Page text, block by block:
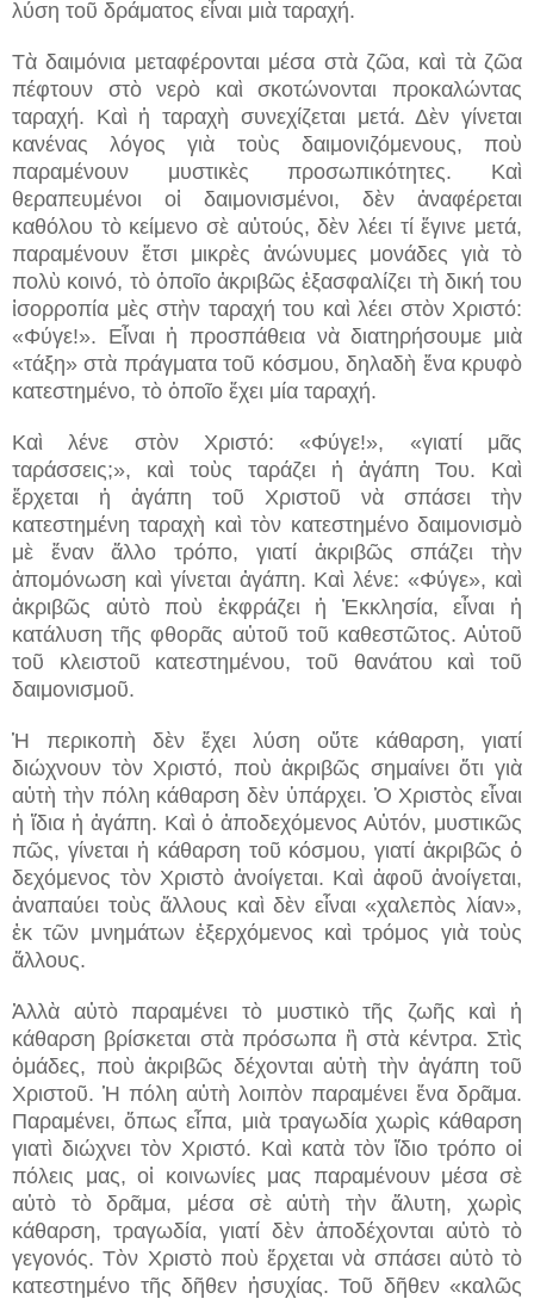
λύση τοῦ δράματος εἶναι μιὰ ταραχή.
Τὰ δαιμόνια μεταφέρονται μέσα στὰ ζῶα, καὶ τὰ ζῶα
πέφτουν στὸ νερὸ καὶ σκοτώνονται προκαλώντας
ταραχή. Καὶ ἡ ταραχὴ συνεχίζεται μετά. Δὲν γίνεται
κανένας λόγος γιὰ τοὺς δαιμονιζόμενους, ποὺ
παραμένουν μυστικὲς προσωπικότητες. Καὶ
θεραπευμένοι οἱ δαιμονισμένοι, δὲν ἀναφέρεται
καθόλου τὸ κείμενο σὲ αὐτούς, δὲν λέει τί ἔγινε μετά,
παραμένουν ἔτσι μικρὲς ἀνώνυμες μονάδες γιὰ τὸ
πολὺ κοινό, τὸ ὁποῖο ἀκριβῶς ἐξασφαλίζει τὴ δική του
ἰσορροπία μὲς στὴν ταραχή του καὶ λέει στὸν Χριστό:
«Φύγε!». Εἶναι ἡ προσπάθεια νὰ διατηρήσουμε μιὰ
«τάξη» στὰ πράγματα τοῦ κόσμου, δηλαδὴ ἕνα κρυφὸ
κατεστημένο, τὸ ὁποῖο ἔχει μία ταραχή.
Καὶ λένε στὸν Χριστό: «Φύγε!», «γιατί μᾶς
ταράσσεις;», καὶ τοὺς ταράζει ἡ ἀγάπη Του. Καὶ
ἔρχεται ἡ ἀγάπη τοῦ Χριστοῦ νὰ σπάσει τὴν
κατεστημένη ταραχὴ καὶ τὸν κατεστημένο δαιμονισμὸ
μὲ ἕναν ἄλλο τρόπο, γιατί ἀκριβῶς σπάζει τὴν
ἀπομόνωση καὶ γίνεται ἀγάπη. Καὶ λένε: «Φύγε», καὶ
ἀκριβῶς αὐτὸ ποὺ ἐκφράζει ἡ Ἐκκλησία, εἶναι ἡ
κατάλυση τῆς φθορᾶς αὐτοῦ τοῦ καθεστῶτος. Αὐτοῦ
τοῦ κλειστοῦ κατεστημένου, τοῦ θανάτου καὶ τοῦ
δαιμονισμοῦ.
Ἡ περικοπὴ δὲν ἔχει λύση οὔτε κάθαρση, γιατί
διώχνουν τὸν Χριστό, ποὺ ἀκριβῶς σημαίνει ὅτι γιὰ
αὐτὴ τὴν πόλη κάθαρση δὲν ὑπάρχει. Ὁ Χριστὸς εἶναι
ἡ ἴδια ἡ ἀγάπη. Καὶ ὁ ἀποδεχόμενος Αὐτόν, μυστικῶς
πῶς, γίνεται ἡ κάθαρση τοῦ κόσμου, γιατί ἀκριβῶς ὁ
δεχόμενος τὸν Χριστὸ ἀνοίγεται. Καὶ ἀφοῦ ἀνοίγεται,
ἀναπαύει τοὺς ἄλλους καὶ δὲν εἶναι «χαλεπὸς λίαν»,
ἐκ τῶν μνημάτων ἐξερχόμενος καὶ τρόμος γιὰ τοὺς
ἄλλους.
Ἀλλὰ αὐτὸ παραμένει τὸ μυστικὸ τῆς ζωῆς καὶ ἡ
κάθαρση βρίσκεται στὰ πρόσωπα ἢ στὰ κέντρα. Στὶς
ὁμάδες, ποὺ ἀκριβῶς δέχονται αὐτὴ τὴν ἀγάπη τοῦ
Χριστοῦ. Ἡ πόλη αὐτὴ λοιπὸν παραμένει ἕνα δρᾶμα.
Παραμένει, ὅπως εἶπα, μιὰ τραγωδία χωρὶς κάθαρση
γιατὶ διώχνει τὸν Χριστό. Καὶ κατὰ τὸν ἴδιο τρόπο οἱ
πόλεις μας, οἱ κοινωνίες μας παραμένουν μέσα σὲ
αὐτὸ τὸ δρᾶμα, μέσα σὲ αὐτὴ τὴν ἄλυτη, χωρὶς
κάθαρση, τραγωδία, γιατί δὲν ἀποδέχονται αὐτὸ τὸ
γεγονός. Τὸν Χριστὸ ποὺ ἔρχεται νὰ σπάσει αὐτὸ τὸ
κατεστημένο τῆς δῆθεν ἡσυχίας. Τοῦ δῆθεν «καλῶς